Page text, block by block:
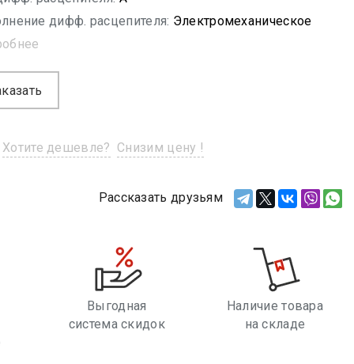
дифф. расцепителя: Электромеханическое
Хотите дешевле? Снизим цену !
Рассказать друзьям
Выгодная
система скидок
Наличие товара
на складе